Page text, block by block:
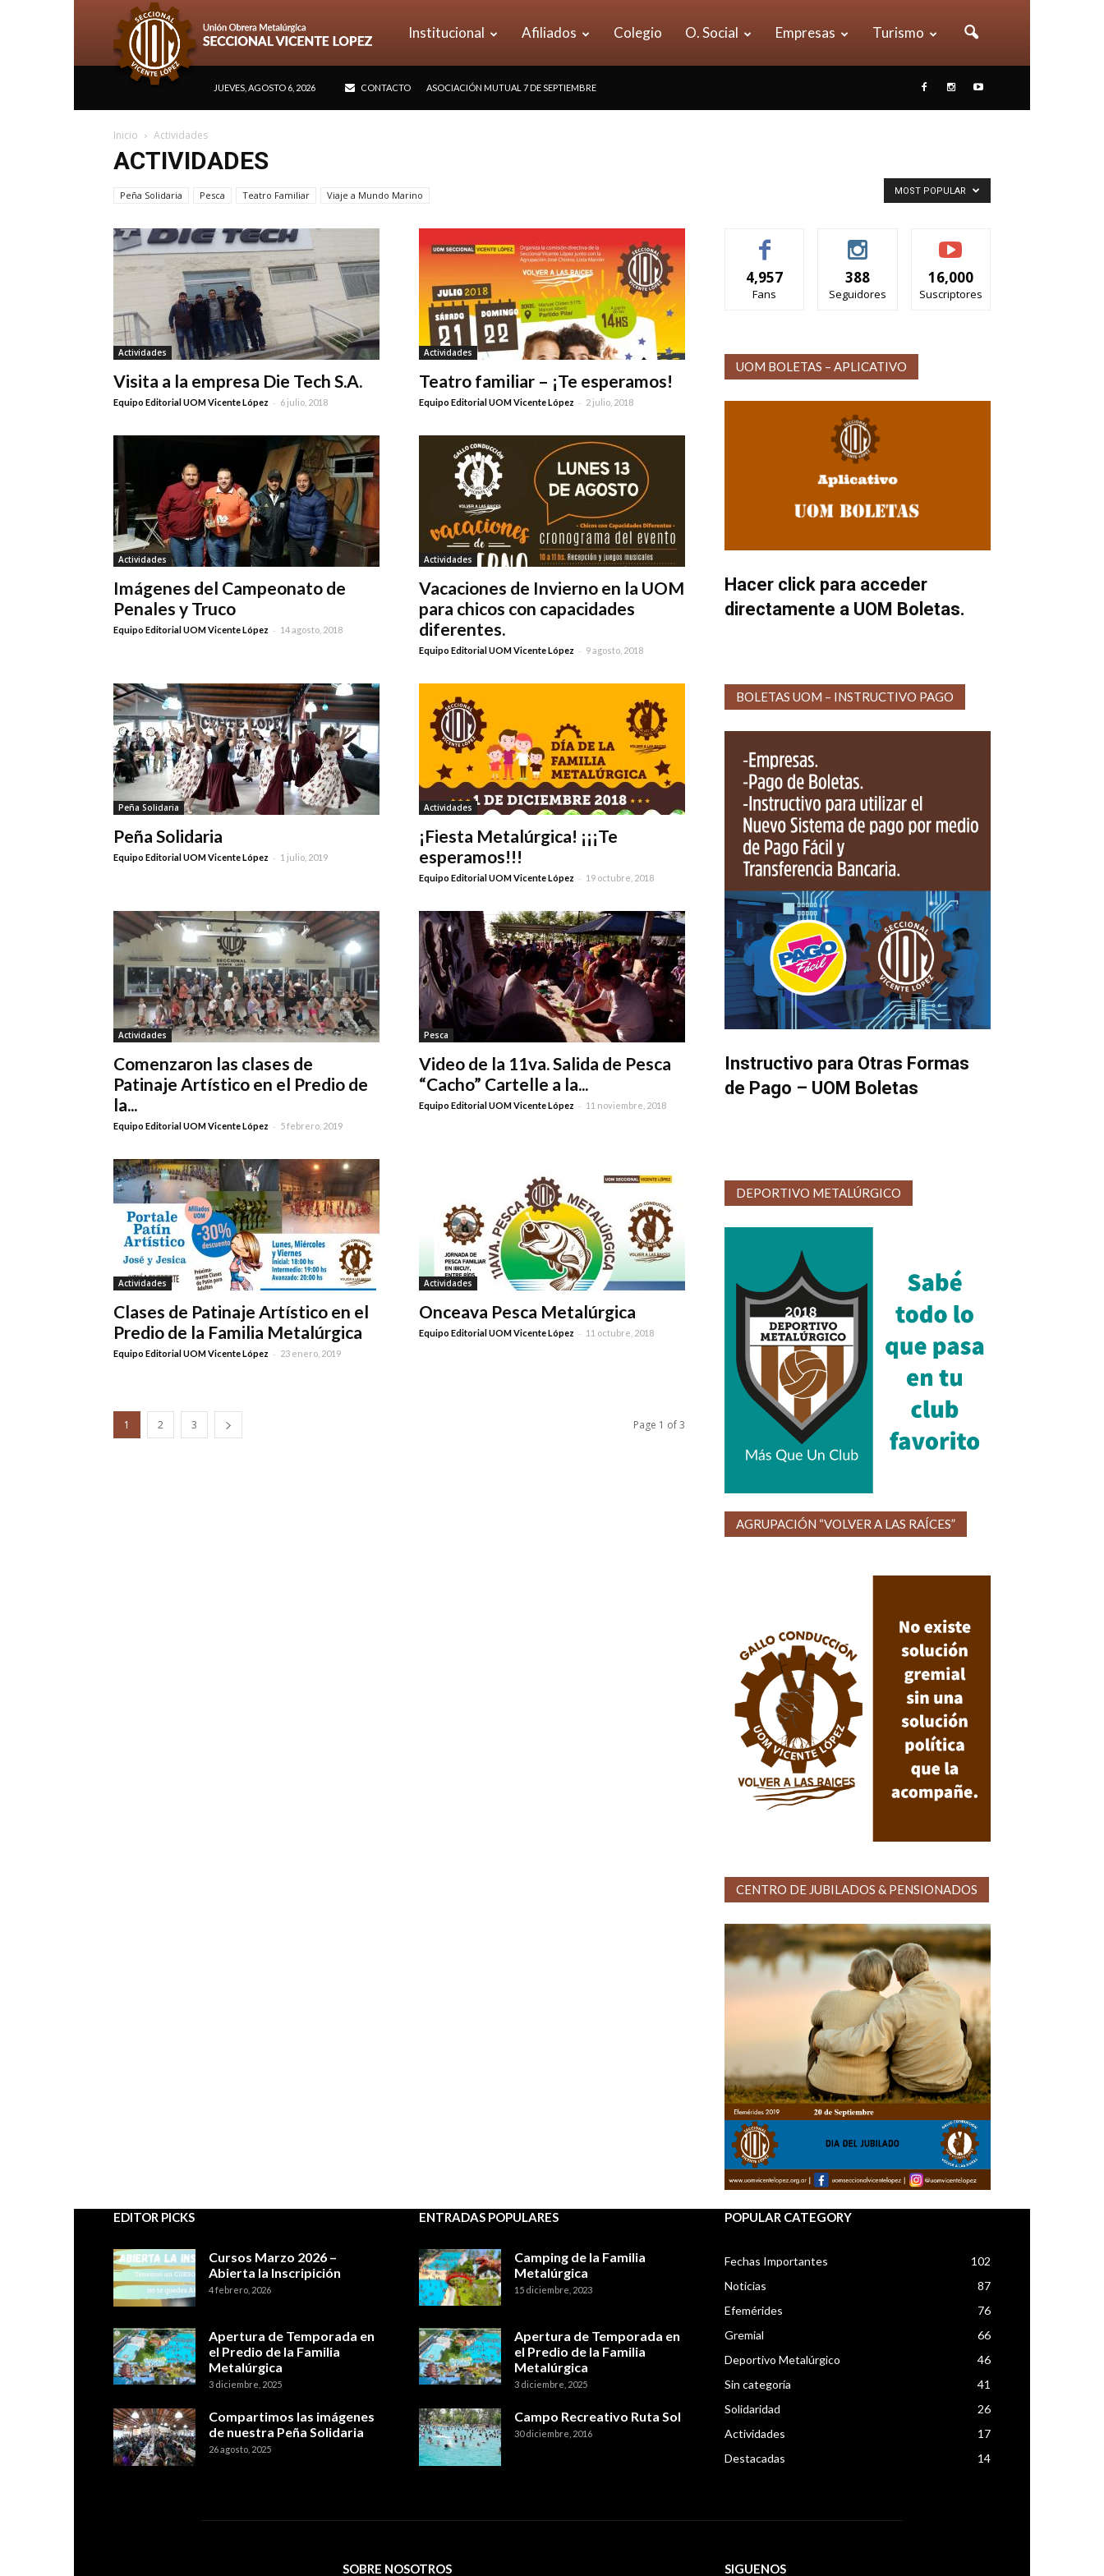
UOM
López
Institucional Afiliados Colegio O. Social Empresas Turismo
JUEVES, AGOSTO 6, 2026 CONTACTO ASOCIACIÓN MUTUAL 7 DE SEPTIEMBRE
Inicio Actividades
ACTIVIDADES
Peña Solidaria Pesca Teatro Familiar Viaje a Mundo Marino MOST POPULAR
Actividades
Visita a la empresa Die Tech S.A.
Equipo Editorial UOM Vicente López - 6 julio, 2018
Actividades
Teatro familiar – ¡Te esperamos!
Equipo Editorial UOM Vicente López - 2 julio, 2018
Actividades
Imágenes del Campeonato de
Penales y Truco
Equipo Editorial UOM Vicente López - 14 agosto, 2018
Actividades
Vacaciones de Invierno en la UOM
para chicos con capacidades
diferentes.
Equipo Editorial UOM Vicente López - 9 agosto, 2018
Peña Solidaria
Peña Solidaria
Equipo Editorial UOM Vicente López - 1 julio, 2019
Actividades
¡Fiesta Metalúrgica! ¡¡¡Te
esperamos!!!
Equipo Editorial UOM Vicente López - 19 octubre, 2018
Actividades
Comenzaron las clases de
Patinaje Artístico en el Predio de
la...
Equipo Editorial UOM Vicente López - 5 febrero, 2019
Pesca
Video de la 11va. Salida de Pesca
“Cacho” Cartelle a la...
Equipo Editorial UOM Vicente López - 11 noviembre, 2018
Actividades
Clases de Patinaje Artístico en el
Predio de la Familia Metalúrgica
Equipo Editorial UOM Vicente López - 23 enero, 2019
Actividades
Onceava Pesca Metalúrgica
Equipo Editorial UOM Vicente López - 11 octubre, 2018
1 2 3 Page 1 of 3
4,957
Fans
388
Seguidores
16,000
Suscriptores
UOM BOLETAS – APLICATIVO
Hacer click para acceder
directamente a UOM Boletas.
BOLETAS UOM – INSTRUCTIVO PAGO
Instructivo para Otras Formas
de Pago – UOM Boletas
DEPORTIVO METALÚRGICO
AGRUPACIÓN “VOLVER A LAS RAÍCES”
CENTRO DE JUBILADOS & PENSIONADOS
EDITOR PICKS
Cursos Marzo 2026 –
Abierta la Inscripición
4 febrero, 2026
Apertura de Temporada en
el Predio de la Familia
Metalúrgica
3 diciembre, 2025
Compartimos las imágenes
de nuestra Peña Solidaria
26 agosto, 2025
ENTRADAS POPULARES
Camping de la Familia
Metalúrgica
15 diciembre, 2023
Apertura de Temporada en
el Predio de la Familia
Metalúrgica
3 diciembre, 2025
Campo Recreativo Ruta Sol
30 diciembre, 2016
POPULAR CATEGORY
Fechas Importantes
102
Noticias
87
Efemérides
76
Gremial
66
Deportivo Metalúrgico
46
Sin categoría
41
Solidaridad
26
Actividades
17
Destacadas
14
SOBRE NOSOTROS SIGUENOS